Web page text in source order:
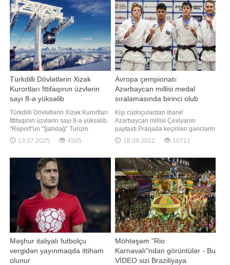
təşkil olunur. Nəqliyat
kürsünün ən yüksək pilləsin
Türkdilli Dövlətlərin Xizək
Kurortları İttifaqının üzvlərin
sayı 8-ə yüksəlib
Türkdilli Dövlətlərin Xizək Kurortları
İttifaqının üzvlərin sayı 8-ə yüksəlib.
"Report"un "Şahdağ" Turizm
Mərkəzinə ezam olunmuş müxbiri
xəbər verir ki, Türkdilli Dövlətlərin
sammiti çərçivəsində 4 yeni üzv
qəbul olunub. Bunlar Azərbaycanın
"Tufandağ"
13.07.2025 4505
Avropa çempionatı:
Azərbaycan millisi medal
sıralamasında birinci olub
Kişi cüdoçulardan ibarət
Azərbaycan millisi Çexiyanın
paytaxtı Praqada keçirilən gənclərin
Avropa çempionatında medal
sıralamasında birinci olub.
komanda yarışı 3 qızıl, 1 gümüş və
1 bürünc medalla başa vurub. Vüsal
Qələndərzadə (73 kq), Elcan
Hacıyev (81 kq) v
18.09.2022 10711
Məşhur italiyalı futbolçu
vergidən yayınmaqda ittiham
olunur
Möhtəşəm "Rio
Karnavalı"ndan görüntülər - Bu
VİDEO sizi Braziliyaya